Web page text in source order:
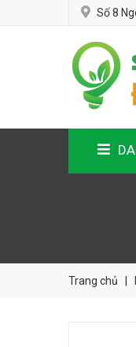
Số 8
Trang chủ